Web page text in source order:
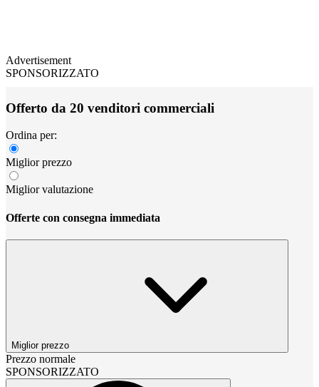
Advertisement
SPONSORIZZATO
Offerto da 20 venditori commerciali
Ordina per:
Miglior prezzo
Miglior valutazione
Offerte con consegna immediata
Miglior prezzo
Prezzo normale
SPONSORIZZATO